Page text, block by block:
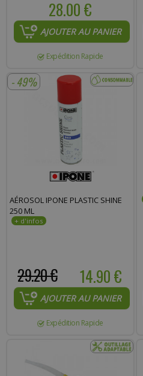
28.00 €
AJOUTER AU PANIER
Expédition Rapide
- 49%
AÉROSOL IPONE PLASTIC SHINE
250 ML
14.90 €
29.20 €
AJOUTER AU PANIER
Expédition Rapide